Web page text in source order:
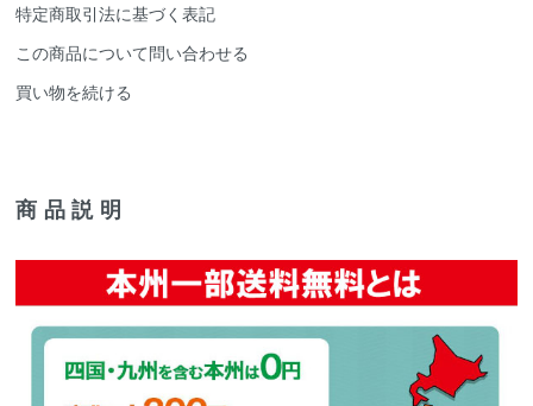
特定商取引法に基づく表記
この商品について問い合わせる
買い物を続ける
商品説明